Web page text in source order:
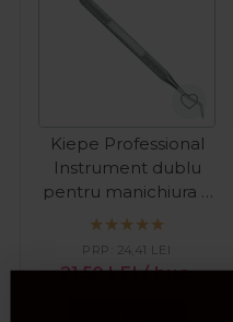
Kiepe Professional
Instrument dublu
pentru manichiura si
pedichiura 414
21,50LEI / buc
PRP: 24,41 LEI